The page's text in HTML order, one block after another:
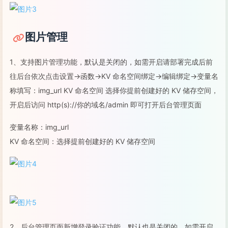
图片管理
1、支持图片管理功能，默认是关闭的，如需开启请部署完成后前
往后台依次点击设置->函数->KV 命名空间绑定->编辑绑定->变量名
称填写：img_url KV 命名空间 选择你提前创建好的 KV 储存空间，
开启后访问 http(s)://你的域名/admin 即可打开后台管理页面
变量名称：img_url
KV 命名空间：选择提前创建好的 KV 储存空间